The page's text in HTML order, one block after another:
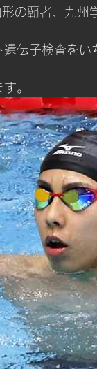
の覇者、九州
伝子検査を
。